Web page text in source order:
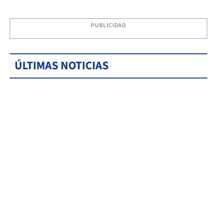
PUBLICIDAD
ÚLTIMAS NOTICIAS